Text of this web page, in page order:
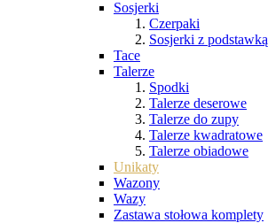
Sosjerki
Czerpaki
Sosjerki z podstawką
Tace
Talerze
Spodki
Talerze deserowe
Talerze do zupy
Talerze kwadratowe
Talerze obiadowe
Unikaty
Wazony
Wazy
Zastawa stołowa komplety